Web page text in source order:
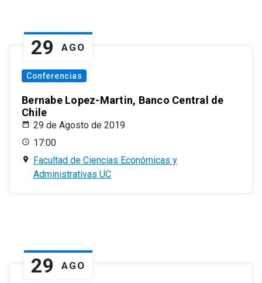
29 AGO
Conferencias
Bernabe Lopez-Martin, Banco Central de
Chile
29 de Agosto de 2019
17:00
Facultad de Ciencias Económicas y
Administrativas UC
29 AGO